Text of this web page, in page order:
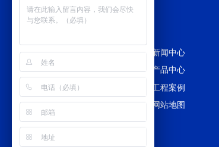
网站首页
新闻中心
冷却塔百科
产品中心
冷却塔配件
工程案例
冷却塔维修
网站地图